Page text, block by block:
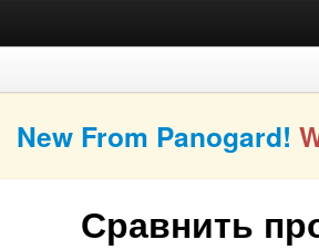
New From Panogard!
Сравнить